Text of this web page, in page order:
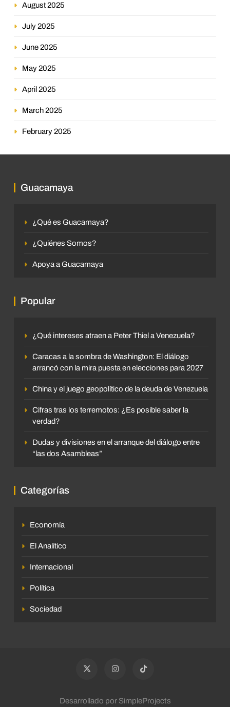
August 2025
July 2025
June 2025
May 2025
April 2025
March 2025
February 2025
Guacamaya
¿Qué es Guacamaya?
¿Quiénes Somos?
Apoya a Guacamaya
Popular
¿Qué intereses atraen a Peter Thiel a Venezuela?
Caracas a la sombra de Washington: El diálogo
arrancó con la mira puesta en elecciones para 2027
China y el juego geopolítico de la deuda de Venezuela
Cifras tras los terremotos: ¿Es posible saber la
verdad?
Dudas y divisiones en el arranque del diálogo entre
“las dos Asambleas”
Categorías
Economía
El Analítico
Internacional
Política
Sociedad
Desarrollado por SimpleProjects